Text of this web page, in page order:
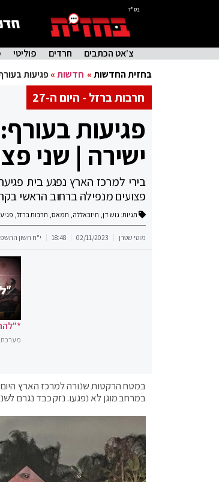
בס"ד
צ'אט הכתבים חרדים פוליטי
בחזית החדשות» חדשות»פגיעות
חרבות ברזל - היום ה-27
פגיעות
ישירה | שני
בירי למרכז הארץ נפגע בית
פצועים מנפילה ברחוב הראשי
תגיות: גוש דן, חיזבאללה, חמאס, חרבות ברזל,
מוטי שטרן 02/11/2023
18:48 י"ח חשון
מערכת
במטח הרקטות שנורה למרכז הארץ
במרחב מוגן לא נפגעו. נזק כבד נגרם